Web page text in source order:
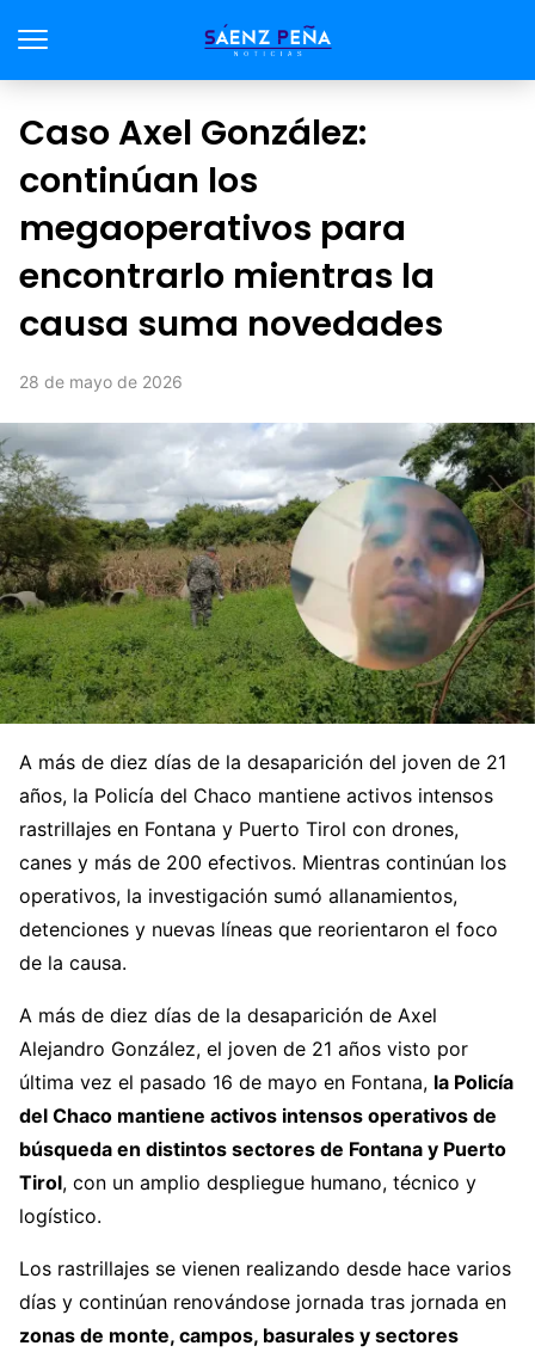
Caso Axel González:
continúan los
megaoperativos para
encontrarlo mientras la
causa suma novedades
28 de mayo de 2026
A más de diez días de la desaparición del joven de 21
años, la Policía del Chaco mantiene activos intensos
rastrillajes en Fontana y Puerto Tirol con drones,
canes y más de 200 efectivos. Mientras continúan los
operativos, la investigación sumó allanamientos,
detenciones y nuevas líneas que reorientaron el foco
de la causa.
A más de diez días de la desaparición de Axel
Alejandro González, el joven de 21 años visto por
última vez el pasado 16 de mayo en Fontana, la Policía
del Chaco mantiene activos intensos operativos de
búsqueda en distintos sectores de Fontana y Puerto
Tirol, con un amplio despliegue humano, técnico y
logístico.
Los rastrillajes se vienen realizando desde hace varios
días y continúan renovándose jornada tras jornada en
zonas de monte, campos, basurales y sectores